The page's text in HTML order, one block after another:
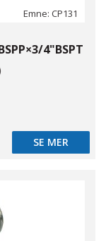
Emne: CP131
4"BSPT
SE MER
SE MER